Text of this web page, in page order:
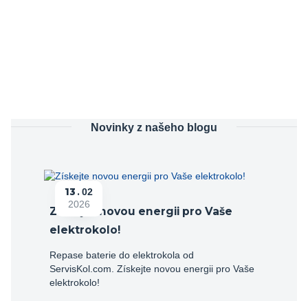
Novinky z našeho blogu
13
02
2026
Získejte novou energii pro Vaše
elektrokolo!
Repase baterie do elektrokola od
ServisKol.com. Získejte novou energii pro Vaše
elektrokolo!